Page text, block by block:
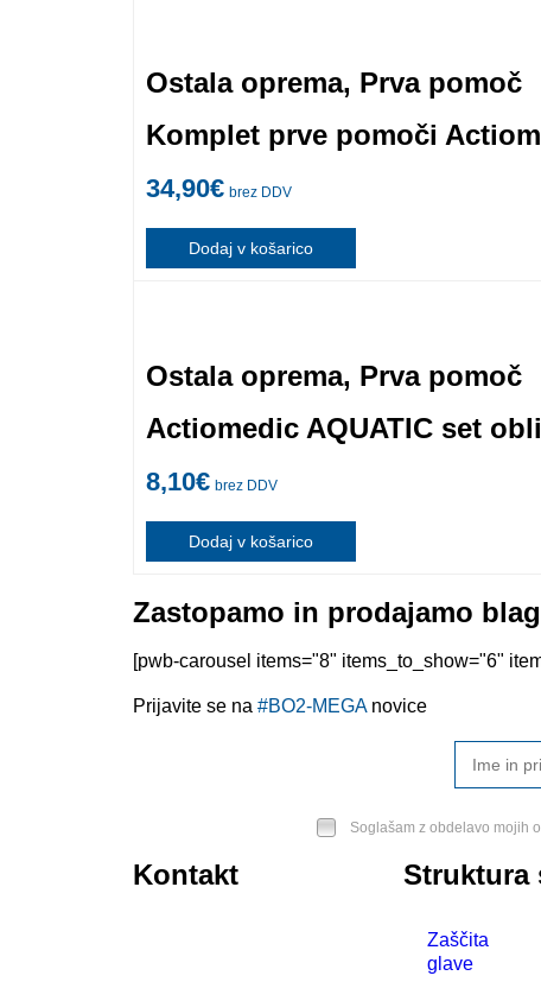
Ostala oprema, Prva pomoč
Komplet prve pomoči
34,90€ brez DDV
Dodaj v košarico
Ostala oprema, Prva pomoč
Actiomedic AQUATIC set
8,10€ brez DDV
Dodaj v košarico
Zastopamo in prodajamo
[pwb-carousel items="8" items_to_show="6"
Prijavite se na #BO2-MEGAnovice
Soglašam z obdelavo mojih
Kontakt Struktura
Zaščita
glave